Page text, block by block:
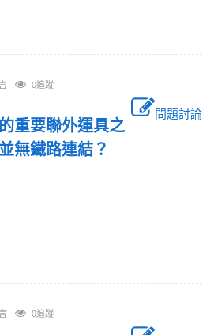
0追蹤
問題討論
重要聯外運具之
無鐵路連結？
0追蹤